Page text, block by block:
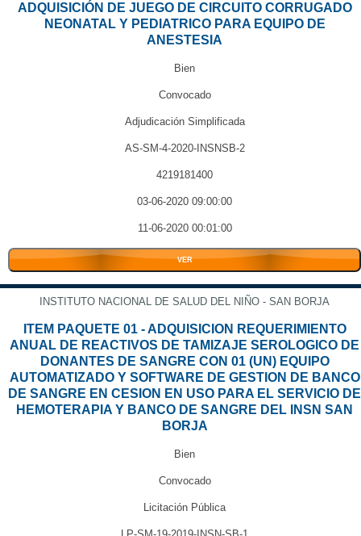
ADQUISICIÓN DE JUEGO DE CIRCUITO CORRUGADO
NEONATAL Y PEDIATRICO PARA EQUIPO DE
ANESTESIA
Bien
Convocado
Adjudicación Simplificada
AS-SM-4-2020-INSNSB-2
4219181400
03-06-2020 09:00:00
11-06-2020 00:01:00
VER
INSTITUTO NACIONAL DE SALUD DEL NIÑO - SAN BORJA
ITEM PAQUETE 01 - ADQUISICION REQUERIMIENTO
ANUAL DE REACTIVOS DE TAMIZAJE SEROLOGICO DE
DONANTES DE SANGRE CON 01 (UN) EQUIPO
AUTOMATIZADO Y SOFTWARE DE GESTION DE BANCO
DE SANGRE EN CESION EN USO PARA EL SERVICIO DE
HEMOTERAPIA Y BANCO DE SANGRE DEL INSN SAN
BORJA
Bien
Convocado
Licitación Pública